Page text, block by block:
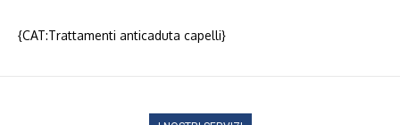
{CAT:Trattamenti anticaduta capelli}